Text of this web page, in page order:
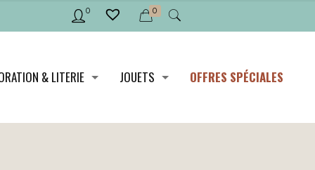
& LITERIE JOUETS OFFRES SPÉCIALES
0 0